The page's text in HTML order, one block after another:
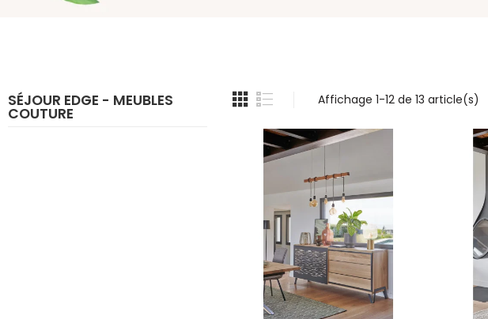
SÉJOUR EDGE - MEUBLES
COUTURE
Affichage 1-12 de 13 article(s)